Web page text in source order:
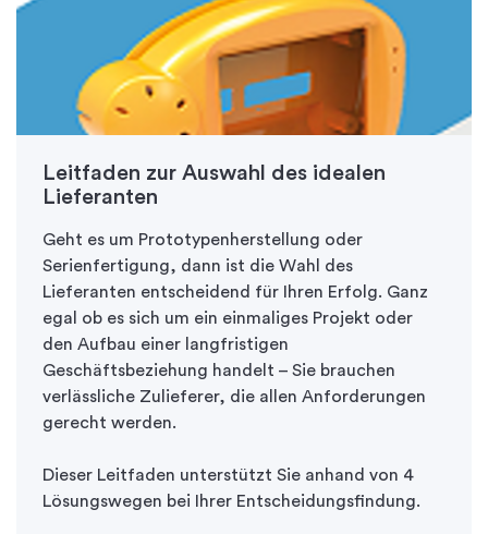
Leitfaden zur Auswahl des idealen
Lieferanten
Geht es um Prototypenherstellung oder
Serienfertigung, dann ist die Wahl des
Lieferanten entscheidend für Ihren Erfolg. Ganz
egal ob es sich um ein einmaliges Projekt oder
den Aufbau einer langfristigen
Geschäftsbeziehung handelt – Sie brauchen
verlässliche Zulieferer, die allen Anforderungen
gerecht werden.
Dieser Leitfaden unterstützt Sie anhand von 4
Lösungswegen bei Ihrer Entscheidungsfindung.